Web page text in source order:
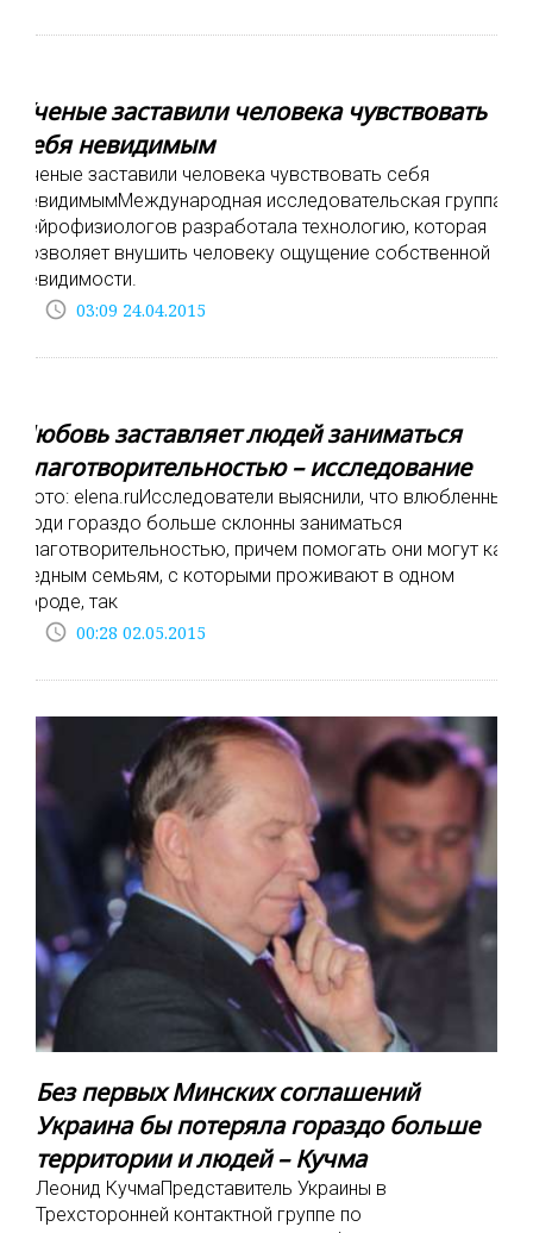
Ученые заставили человека чувствовать
себя невидимым
Ученые заставили человека чувствовать себя
невидимымМеждународная исследовательская группа
нейрофизиологов разработала технологию, которая
позволяет внушить человеку ощущение собственной
невидимости.
access_time 03:09 24.04.2015
Любовь заставляет людей заниматься
благотворительностью – исследование
Фото: elena.ruИсследователи выяснили, что влюбленные
люди гораздо больше склонны заниматься
благотворительностью, причем помогать они могут как
бедным семьям, с которыми проживают в одном
городе, так
access_time 00:28 02.05.2015
Без первых Минских соглашений
Украина бы потеряла гораздо больше
территории и людей – Кучма
Леонид КучмаПредставитель Украины в
Трехсторонней контактной группе по